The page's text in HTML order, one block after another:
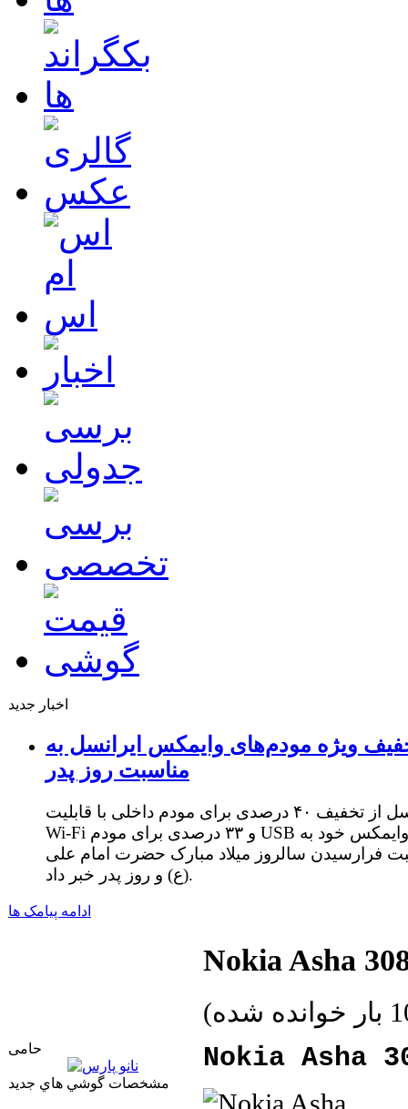
اخبار جدید
ویژه مودم‌های وایمکس ایرانسل به
مناسبت روز پدر
ایرانسل از تخفیف ۴۰ درصدی برای مودم داخلی با قابلیت
Wi-Fi و ۳۳ درصدی برای مودم USB وایمکس خود به
فرارسیدن سالروز میلاد مبارک حضرت امام علی
(ع) و روز پدر خبر داد.
ادامه پیامک ها
حامی
مشخصات گوشي هاي جديد
Nokia Asha
شده )
Nokia Asha